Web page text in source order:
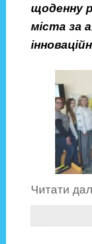
щоденну
міста за
Читати